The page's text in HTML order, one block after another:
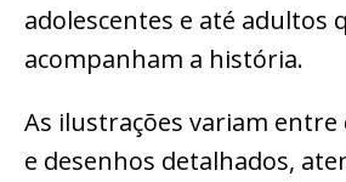
adolescentes e até adultos
acompanham a história.
As ilustrações variam entre
e desenhos detalhados,